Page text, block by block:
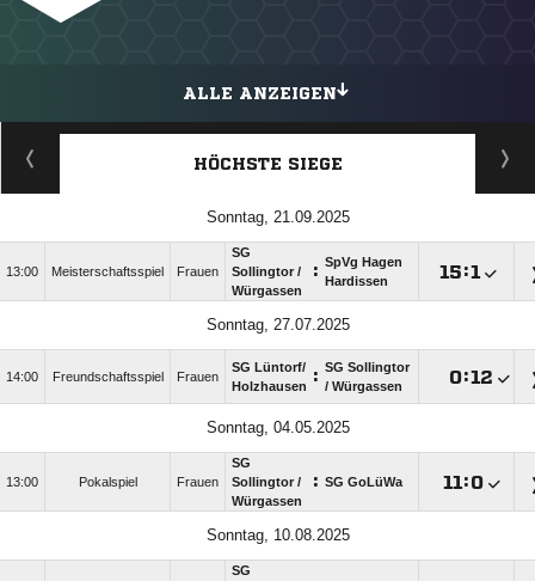
ALLE ANZEIGEN
HÖCHSTE SIEGE
Sonntag, 21.09.2025
13:00 Meisterschaftsspiel Frauen
SG
Sollingtor /​
Würgassen
: SpVg Hagen
Hardissen
:
Sonntag, 27.07.2025
14:00 Freundschaftsspiel Frauen
SG Lüntorf/​
Holzhausen : SG Sollingtor
/​ Würgassen
:
Sonntag, 04.05.2025
13:00 Pokalspiel Frauen
SG
Sollingtor /​
Würgassen
: SG GoLüWa :
Sonntag, 10.08.2025
SG